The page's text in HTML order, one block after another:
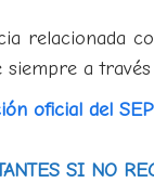
relacionada
a
oficial del
SI NO